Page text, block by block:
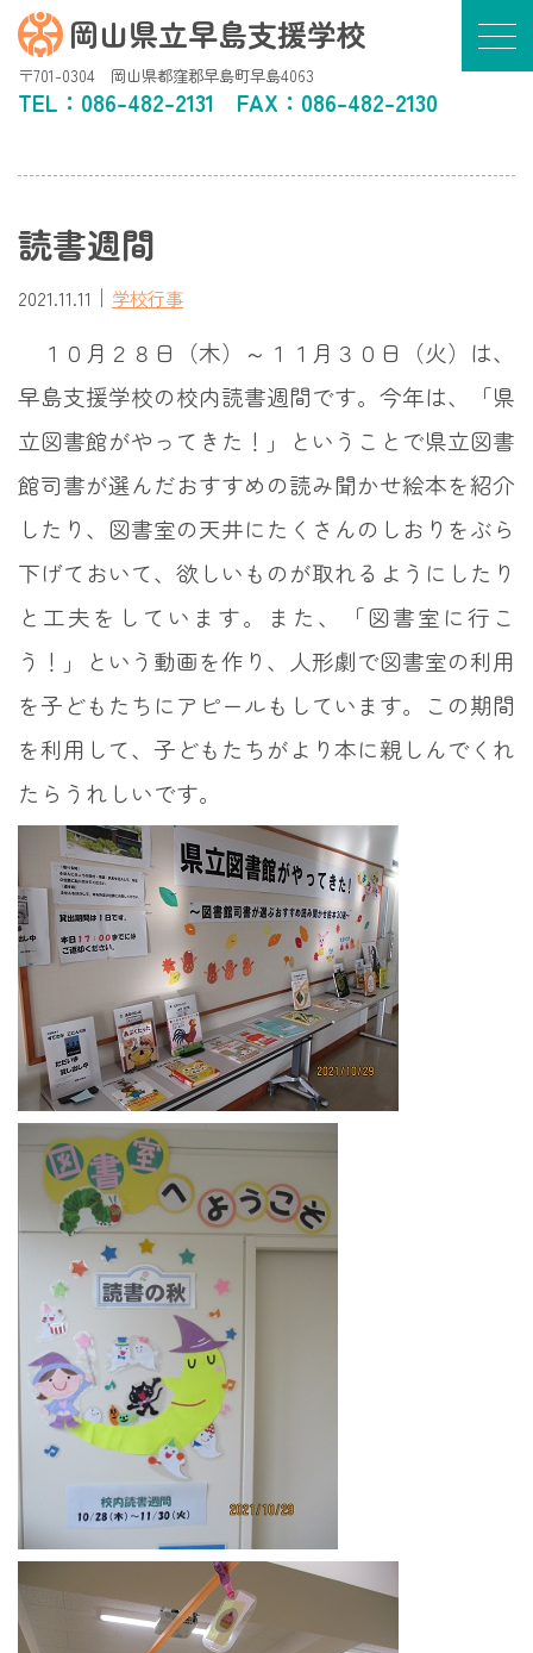
岡山県立早島支援学校
〒701-0304 岡山県都窪郡早島町早島4063
TEL： 086-482-2131 FAX：086-482-2130
読書週間
2021.11.11 ｜ 学校行事
１０月２８日（木）～１１月３０日（火）は、
早島支援学校の校内読書週間です。今年は、「県
立図書館がやってきた！」ということで県立図書
館司書が選んだおすすめの読み聞かせ絵本を紹介
したり、図書室の天井にたくさんのしおりをぶら
下げておいて、欲しいものが取れるようにしたり
と工夫をしています。また、「図書室に行こ
う！」という動画を作り、人形劇で図書室の利用
を子どもたちにアピールもしています。この期間
を利用して、子どもたちがより本に親しんでくれ
たらうれしいです。